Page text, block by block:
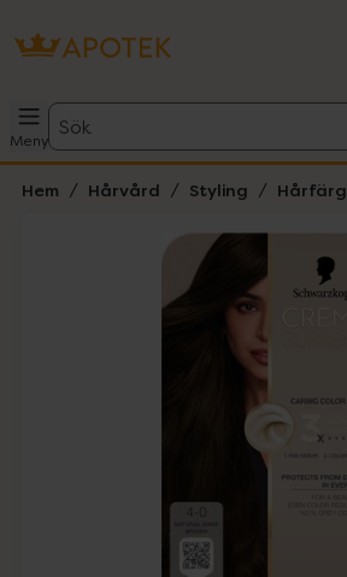
Meny
Sök
Hem Hårvård Styling Hårfärg
Lista: . Innehåller 1 objekt.